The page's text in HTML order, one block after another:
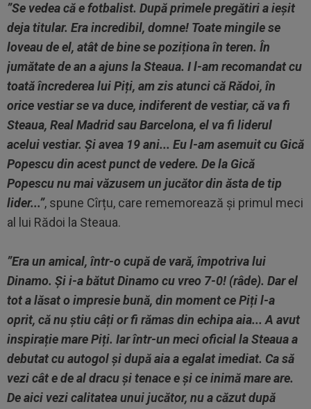
”Se vedea că e fotbalist. După primele pregătiri a ieșit
deja titular. Era incredibil, domne! Toate mingile se
loveau de el, atât de bine se poziționa în teren. În
jumătate de an a ajuns la Steaua. I l-am recomandat cu
toată încrederea lui Piți, am zis atunci că Rădoi, în
orice vestiar se va duce, indiferent de vestiar, că va fi
Steaua, Real Madrid sau Barcelona, el va fi liderul
acelui vestiar. Și avea 19 ani... Eu l-am asemuit cu Gică
Popescu din acest punct de vedere. De la Gică
Popescu nu mai văzusem un jucător din ăsta de tip
lider...”, spune Cîrțu, care rememorează și primul meci
al lui Rădoi la Steaua.
”Era un amical, într-o cupă de vară, împotriva lui
Dinamo. Și i-a bătut Dinamo cu vreo 7-0! (râde). Dar el
tot a lăsat o impresie bună, din moment ce Piți l-a
oprit, că nu știu câți or fi rămas din echipa aia... A avut
inspirație mare Piți. Iar într-un meci oficial la Steaua a
debutat cu autogol și după aia a egalat imediat. Ca să
vezi cât e de al dracu și tenace e și ce inimă mare are.
De aici vezi calitatea unui jucător, nu a căzut după